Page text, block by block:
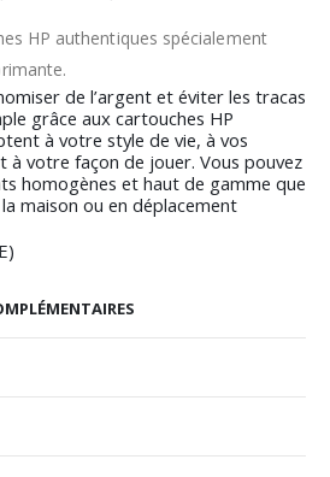
HP authentiques spécialement
de l’argent et éviter les tracas
grâce aux cartouches HP
à votre style de vie, à vos
à votre façon de jouer. Vous pouvez
homogènes et haut de gamme que
maison ou en déplacement